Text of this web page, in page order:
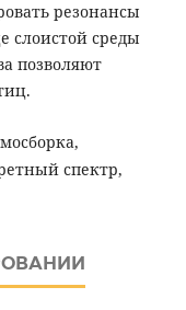
резонансы
слоистой среды
позволяют
спектр,